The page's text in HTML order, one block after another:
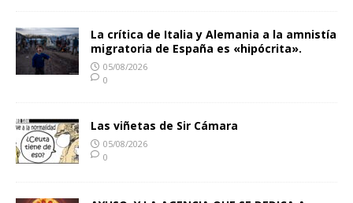
La crítica de Italia y Alemania a la amnistía
migratoria de España es «hipócrita».
05/08/2026
0
Las viñetas de Sir Cámara
05/08/2026
0